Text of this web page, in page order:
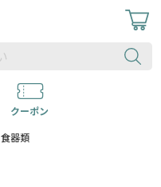
クーポン
食器類